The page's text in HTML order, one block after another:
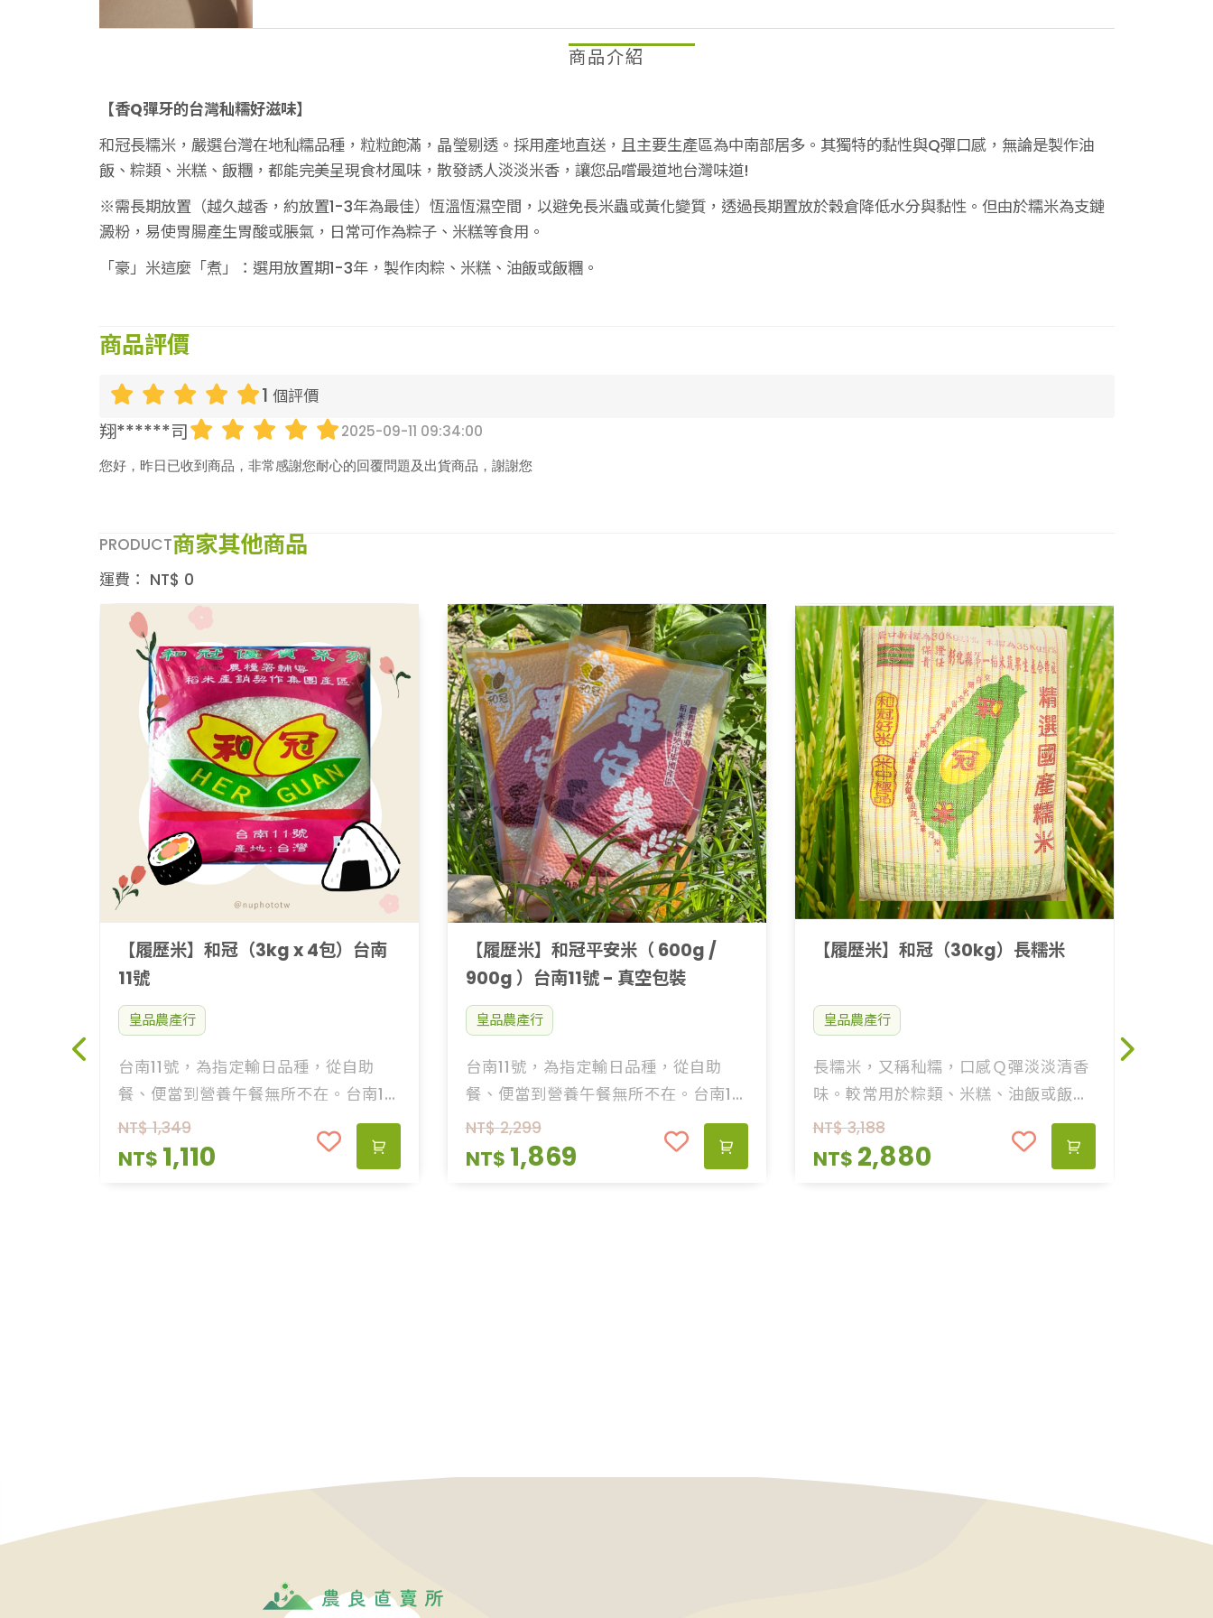
商品介紹
【香Q彈牙的台灣秈糯好滋味】
和冠長糯米，嚴選台灣在地秈糯品種，粒粒飽滿，晶瑩剔透。採用產地直送，且主要生產區為中南部居多。其獨特的黏性與Q彈口感，無論是製作油
飯、粽類、米糕、飯糰，都能完美呈現食材風味，散發誘人淡淡米香，讓您品嚐最道地台灣味道!
※需長期放置（越久越香，約放置1-3年為最佳）恆溫恆濕空間，以避免長米蟲或黃化變質，透過長期置放於穀倉降低水分與黏性。但由於糯米為支鏈
澱粉，易使胃腸產生胃酸或脹氣，日常可作為粽子、米糕等食用。
「豪」米這麼「煮」：選用放置期1-3年，製作肉粽、米糕、油飯或飯糰。
商品評價
1 個評價
翔******司 2025-09-11 09:34:00
您好，昨日已收到商品，非常感謝您耐心的回覆問題及出貨商品，謝謝您
PRODUCT商家其他商品
運費： NT$ 0
【履歷米】和冠（3kg x 4包）台南
11號
皇品農產行
台南11號，為指定輸日品種，從自助
餐、便當到營養午餐無所不在。台南11
號是多數人所能接觸到的米飯，米粒
大、口感Q彈，煮粥品時綿密鮮甜。
NT$1,349
NT$ 1,110
【履歷米】和冠平安米（ 600g /
900g ）台南11號 - 真空包裝
皇品農產行
台南11號，為指定輸日品種，從自助
餐、便當到營養午餐無所不在。台南11
號是多數人所能接觸到的米飯，米粒
大、口感Q彈，煮粥品時綿密鮮甜。
NT$2,299
NT$ 1,869
【履歷米】和冠（30kg）長糯米
皇品農產行
長糯米，又稱秈糯，口感Ｑ彈淡淡清香
味。較常用於粽類、米糕、油飯或飯糰
等重複加熱吃食，長糯米可重複蒸煮能
維持Ｑ度，常見紫米也同樣為長糯米的
NT$3,188
NT$ 2,880